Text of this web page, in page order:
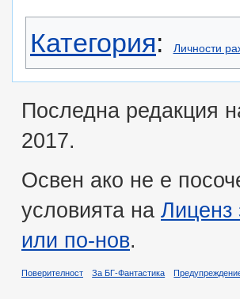
Категория: Личности
Последна редакция
2017.
Освен ако не е
условията на Лиценз
или по-нов.
Поверителност За БГ-Фантастика